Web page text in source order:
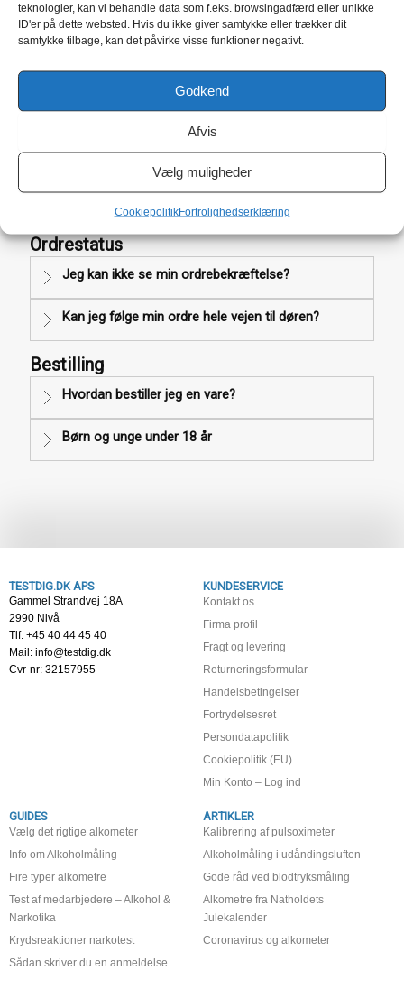
teknologier, kan vi behandle data som f.eks. browsingadfærd eller unikke
ID'er på dette websted. Hvis du ikke giver samtykke eller trækker dit
samtykke tilbage, kan det påvirke visse funktioner negativt.
Godkend
Afvis
Vælg muligheder
CookiepolitikFortrolighedserklæring
Kan jeg få pakken leveret til min arbejdsplads?
Annullering og returnering
Kan man aflevere returvarer på jeres firma
Ordrestatus
Jeg kan ikke se min ordrebekræftelse?
Kan jeg følge min ordre hele vejen til døren?
Bestilling
Hvordan bestiller jeg en vare?
Børn og unge under 18 år
TESTDIG.DK APS
Gammel Strandvej 18A
2990 Nivå
Tlf: +45 40 44 45 40
Mail: info@testdig.dk
Cvr-nr: 32157955
KUNDESERVICE
Kontakt os
Firma profil
Fragt og levering
Returneringsformular
Handelsbetingelser
Fortrydelsesret
Persondatapolitik
Cookiepolitik (EU)
Min Konto – Log ind
GUIDES
Vælg det rigtige alkometer
Info om Alkoholmåling
Fire typer alkometre
Test af medarbjedere – Alkohol &
Narkotika
Krydsreaktioner narkotest
Sådan skriver du en anmeldelse
ARTIKLER
Kalibrering af pulsoximeter
Alkoholmåling i udåndingsluften
Gode råd ved blodtryksmåling
Alkometre fra Natholdets
Julekalender
Coronavirus og alkometer